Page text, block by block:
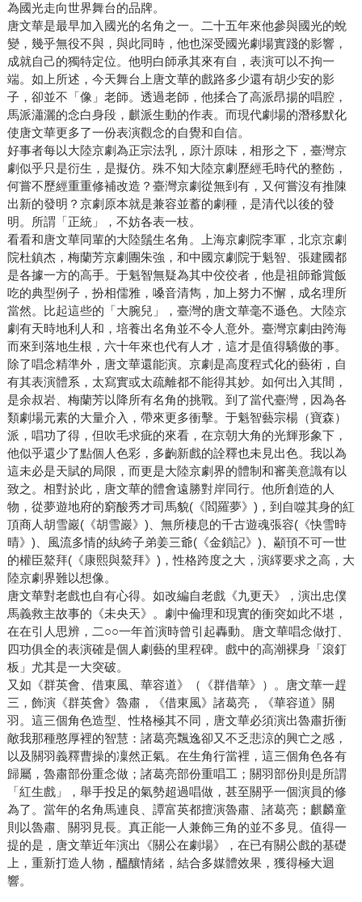
為國光走向世界舞台的品牌。
唐文華是最早加入國光的名角之一。二十五年來他參與國光的蛻
變，幾乎無役不與，與此同時，他也深受國光劇場實踐的影響，
成就自己的獨特定位。他明白師承其來有自，表演可以不拘一
端。如上所述，今天舞台上唐文華的戲路多少還有胡少安的影
子，卻並不「像」老師。透過老師，他揉合了高派昂揚的唱腔，
馬派瀟灑的念白身段，麒派生動的作表。而現代劇場的潛移默化
使唐文華更多了一份表演觀念的自覺和自信。
好事者每以大陸京劇為正宗法乳，原汁原味，相形之下，臺灣京
劇似乎只是衍生，是擬仿。殊不知大陸京劇歷經毛時代的整飭，
何嘗不歷經重重修補改造？臺灣京劇從無到有，又何嘗沒有推陳
出新的發明？京劇原本就是兼容並蓄的劇種，是清代以後的發
明。所謂「正統」，不妨各表一枝。
看看和唐文華同輩的大陸鬚生名角。上海京劇院李軍，北京京劇
院杜鎮杰，梅蘭芳京劇團朱強，和中國京劇院于魁智、張建國都
是各據一方的高手。于魁智無疑為其中佼佼者，他是祖師爺賞飯
吃的典型例子，扮相儒雅，嗓音清雋，加上努力不懈，成名理所
當然。比起這些的「大腕兒」，臺灣的唐文華毫不遜色。大陸京
劇有天時地利人和，培養出名角並不令人意外。臺灣京劇由跨海
而來到落地生根，六十年來也代有人才，這才是值得驕傲的事。
除了唱念精準外，唐文華還能演。京劇是高度程式化的藝術，自
有其表演體系，太寫實或太疏離都不能得其妙。如何出入其間，
是余叔岩、梅蘭芳以降所有名角的挑戰。到了當代臺灣，因為各
類劇場元素的大量介入，帶來更多衝擊。于魁智藝宗楊（寶森）
派，唱功了得，但吹毛求疵的來看，在京朝大角的光輝形象下，
他似乎還少了點個人色彩，多齣新戲的詮釋也未見出色。我以為
這未必是天賦的局限，而更是大陸京劇界的體制和審美意識有以
致之。相對於此，唐文華的體會遠勝對岸同行。他所創造的人
物，從夢遊地府的窮酸秀才司馬貌(《閻羅夢》)，到自噬其身的紅
頂商人胡雪巖(《胡雪巖》)、無所棲息的千古遊魂張容(《快雪時
晴》)、風流多情的紈絝子弟姜三爺(《金鎖記》)、顢頇不可一世
的權臣鰲拜(《康熙與鰲拜》)，性格跨度之大，演繹要求之高，大
陸京劇界難以想像。
唐文華對老戲也自有心得。如改編自老戲《九更天》，演出忠僕
馬義救主故事的《未央天》。劇中倫理和現實的衝突如此不堪，
在在引人思辨，二○○一年首演時曾引起轟動。唐文華唱念做打、
四功俱全的表演確是個人劇藝的里程碑。戲中的高潮裸身「滾釘
板」尤其是一大突破。
又如《群英會、借東風、華容道》（《群借華》）。唐文華一趕
三，飾演《群英會》魯肅，《借東風》諸葛亮，《華容道》關
羽。這三個角色造型、性格極其不同，唐文華必須演出魯肅折衝
敵我那種憨厚裡的智慧：諸葛亮飄逸卻又不乏悲涼的興亡之感，
以及關羽義釋曹操的凜然正氣。在生角行當裡，這三個角色各有
歸屬，魯肅部份重念做；諸葛亮部份重唱工；關羽部份則是所謂
「紅生戲」，舉手投足的氣勢超過唱做，甚至關乎一個演員的修
為了。當年的名角馬連良、譚富英都擅演魯肅、諸葛亮；麒麟童
則以魯肅、關羽見長。真正能一人兼飾三角的並不多見。值得一
提的是，唐文華近年演出《關公在劇場》，在已有關公戲的基礎
上，重新打造人物，醞釀情緒，結合多媒體效果，獲得極大迴
響。